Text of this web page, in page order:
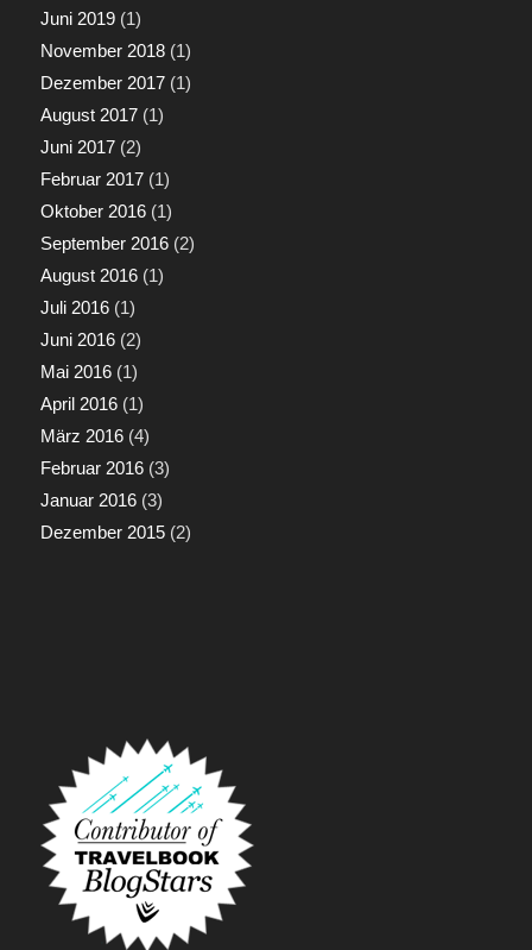
Juni 2019(1)
November 2018(1)
Dezember 2017(1)
August 2017(1)
Juni 2017(2)
Februar 2017(1)
Oktober 2016(1)
September 2016(2)
August 2016(1)
Juli 2016(1)
Juni 2016(2)
Mai 2016(1)
April 2016(1)
März 2016(4)
Februar 2016(3)
Januar 2016(3)
Dezember 2015(2)